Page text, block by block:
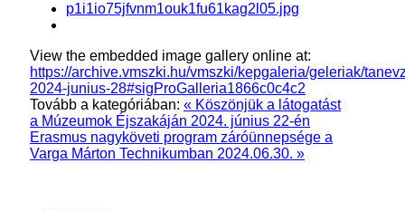
View the embedded image gallery online at:
https://archive.vmszki.hu/vmszki/kepgaleria/geleriak/
2024-junius-28#sigProGalleria1866c0c4c2
Tovább a kategóriában: « Köszönjük a látogatást
a Múzeumok Éjszakáján 2024. június 22-én
Erasmus nagyköveti program záróünnepsége a
Varga Márton Technikumban 2024.06.30. »